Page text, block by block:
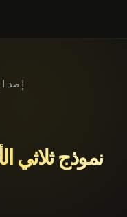
إصدار
نموذج ثلاثي